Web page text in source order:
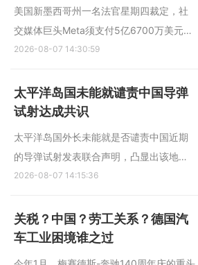
美国新墨西哥州一名法官星期四裁定，社
交媒体巨头Meta须支付5亿6700万美元
（约7亿2700万新元）赔偿，并采取多项
造成伤害，并构成“公共滋扰”。 综合法新
社和路透社报道，美国法官比德谢德星期
2026-08-07 14:30:59
太平洋岛国未能就谴责中国导弹
试射达成共识
太平洋岛国外长未能就是否谴责中国近期
的导弹试射发表联合声明，凸显出该地区
在应对日益加剧的战略竞争时，内部存在
报道，在星期五（8月7日）于斐济首都苏
瓦举行的太平洋岛国论坛会议上，代表18
2026-08-07 14:15:36
关税？中国？劳工关系？德国汽
车工业困境谁之过